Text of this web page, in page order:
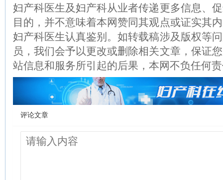
妇产科医生及妇产科从业者传递更多信息、
目的，并不意味着本网赞同其观点或证实其
妇产科医生认真鉴别。如转载稿涉及版权等
员，我们会予以更改或删除相关文章，保证
站信息和服务所引起的后果，本网不负任何
评论文章